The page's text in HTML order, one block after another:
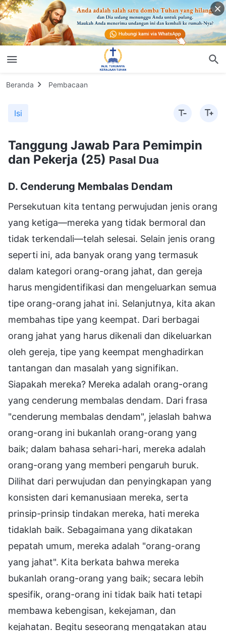
Beranda Pembacaan
Isi
Tanggung Jawab Para Pemimpin
dan Pekerja (25) Pasal Dua
D. Cenderung Membalas Dendam
Persekutuan kita tentang perwujudan jenis orang yang ketiga—mereka yang tidak bermoral dan tidak terkendali—telah selesai. Selain jenis orang seperti ini, ada banyak orang yang termasuk dalam kategori orang-orang jahat, dan gereja harus mengidentifikasi dan mengeluarkan semua tipe orang-orang jahat ini. Selanjutnya, kita akan membahas tipe yang keempat. Dari berbagai orang jahat yang harus dikenali dan dikeluarkan oleh gereja, tipe yang keempat menghadirkan tantangan dan masalah yang signifikan. Siapakah mereka? Mereka adalah orang-orang yang cenderung membalas dendam. Dari frasa "cenderung membalas dendam", jelaslah bahwa orang-orang ini bukanlah orang-orang yang baik; dalam bahasa sehari-hari, mereka adalah orang-orang yang memberi pengaruh buruk. Dilihat dari perwujudan dan penyingkapan yang konsisten dari kemanusiaan mereka, serta prinsip-prinsip tindakan mereka, hati mereka tidaklah baik. Sebagaimana yang dikatakan pepatah umum, mereka adalah "orang-orang yang jahat". Kita berkata bahwa mereka bukanlah orang-orang yang baik; secara lebih spesifik, orang-orang ini tidak baik hati tetapi membawa kebengisan, kekejaman, dan kejahatan. Begitu seseorang mengatakan atau melakukan sesuatu yang menyinggung kepentingan, reputasi, atau status orang-orang tersebut, atau yang menyinggung mereka, di satu sisi, mereka memendam kebencian di dalam hati mereka. Di sisi lain, mereka bertindak atas dasar kebencian ini; mereka bertindak dengan tujuan dan arah untuk melampiaskan kebencian dan meredakan amarah mereka, sebuah perilaku yang dikenal sebagai balas dendam. Selalu ada sebagian orang seperti ini di antara orang-orang. Entah itu adalah apa yang orang gambarkan sebagai bersikap picik, mendominasi, atau terlalu sensitif, terlepas dari istilah apa pun yang digunakan untuk menggambarkan atau merangkum kemanusiaan mereka, perwujudan umum dari interaksi mereka dengan orang lain adalah bahwa siapa pun yang secara tidak sengaja atau sengaja menyakiti atau menyinggung mereka harus menderita dan menghadapi konsekuensi yang setimpal. Seperti yang dikatakan beberapa orang: "Singgunglah mereka, dan kau tidak akan lolos begitu saja. Jika kau menyinggung atau menyakiti mereka, jangan harap bisa melarikan diri dengan mudah." Adakah orang-orang semacam itu di antara orang-orang? (Ya.) Tentu saja ada. Apa pun yang terjadi, entah hal itu pantas untuk membuat orang marah atau bersikap picik, mereka yang cenderung membalas dendam memasukkan itu ke dalam agenda mereka sehari-hari, memperlakukannya sebagai hal yang terpenting. Siapa pun yang menyinggung mereka, itu tidak dapat diterima, dan mereka menuntut orang itu untuk membayar harga yang setimpal, dan itu merupakan prinsip mereka dalam memperlakukan orang-orang, dalam memperlakukan siapa pun yang mereka anggap musuh. Sebagai contoh, dalam kehidupan bergereja, ada seseorang yang mempersekutukan keadaannya atau secara normal mempersekutukan dan membagikan pengalamannya, membahas keadaan dan kerusakannya. Ketika melakukannya, dia secara tidak sengaja melibatkan keadaan dan kerusakan orang lain. Si pembicara mungkin tidak sengaja, tetapi pendengarnya menganggapnya serius. Setelah mendengarkan, orang ini tidak dapat memahami atau memperlakukannya dengan benar, dan dia cenderung mengembangkan mentalitas balas dendam. Jika dia tidak melepaskan masalah ini dan bersikeras untuk menyerang dan membalas dendam, itu akan menimbulkan masalah bagi pekerjaan gereja, jadi masalah ini harus segera ditangani. Selama masih ada orang-orang jahat di gereja, gangguan pasti akan muncul, jadi, insiden orang-orang jahat mengganggu di gereja tidak boleh dianggap enteng. Baik disengaja maupun tidak, begitu engkau memicu atau menyakiti mereka, mereka tidak akan melepaskannya dengan mudah. Mereka berpikir, "Kau berbicara tentang kerusakanmu sendiri, mengapa menyinggungku? Kau berbicara tentang pengenalanmu akan dirimu sendiri, mengapa menyingkapkanku? Menyingkapkan kerusakanku membuatku kehilangan reputasi dan martabat, mempermalukanku di antara saudara-saudari, menyebabkanku kehilangan prestise, dan merusak reputasiku. Kalau begitu, aku akan membalas dendam terhadapmu; kau tidak akan kubiarkan lolos begitu saja! Jangan pikir aku mudah dirundung, jangan pikir kau dapat menindasku hanya karena kondisi keluargaku buruk dan status sosialku rendah. Jangan menganggapku sebagai orang yang mudah dibodohi; aku bukanlah orang yang bisa dipermainkan!" Tidak perlu membahas cara mereka melakukan balas dendam mereka; mari kita pikirkan saja orang-orang ini: Ketika mereka menghadapi masalah-masalah kecil ini—masalah-masalah yang umum dalam kehidupan bergereja—mereka bukan hanya tidak dapat memperlakukan atau memahami masalah-masalah ini dengan benar, melainkan juga mengembangkan kebencian dan menunggu kesempatan untuk membalas dendam, bahkan menggunakan cara-cara tak bermoral untuk melakukan pembalasan dendam mereka. Dari hal ini, bagaimana kemanusiaan mereka? (Kejam.) Apakah mereka orang-orang yang baik? (Tidak.) Jenis orang-orang terbaik adalah mereka yang mampu menerima kebenaran. Ketika mereka mendengar orang lain bersekutu dan membagikan pengalamannya, mereka merenung: "Aku juga memiliki kerusakan ini. Apa yang mereka gambarkan tampak seperti keadaanku. Entah mereka dengan sengaja menyingkapkanku atau secara tidak sengaja berbicara tentang sesuatu yang kebetulan sama dengan keadaanku, aku akan memahaminya dengan benar—aku akan mendengar bagaimana mereka telah mengalaminya, bagaimana mereka mencari kebenaran untuk membereskan keadaan ini, serta bagaimana mereka melakukan penerapan dan masuk." Ini adalah orang-orang yang sungguh-sungguh menerima kebenaran. Setelah mendengarnya, orang-orang yang sedikit lebih buruk mungkin berpikir, "Bagaimana mungkin watak rusak yang mereka kenali sama seperti keadaanku? Apakah mereka sedang membicarakanku? Kalau begitu, biarkan saja mereka bicara. Lagi pula, aku tidak menderita kerugian apa pun, dan bagaimanapun juga, kebanyakan orang mungkin tidak mengetahuinya. Mungkin mereka hanya sedang membicarakan diri mereka sendiri, dan itu kebetulan sama dengan keadaanku; kita semua memiliki keadaan yang sama." Mereka tidak menganggapnya serius, tidak menyimpan kebencian di dalam hati mereka, dan tidak mengembangkan mentalitas membalas dendam. Namun, berbeda bagi jenis orang-orang yang tidak baik dan jahat. Orang lain akan memandang masalah yang sama sebagai hal yang biasa, menangani dan memperlakukannya sebagaimana mestinya. Tentu saja, orang-orang baik yang menerima kebenaran akan menyelesaikannya secara proaktif dan positif. Meskipun tidak menyelesaikannya secara positif, orang-orang biasa tidak menyimpan kebencian, apalagi ingin membalas dendam. Namun, bagi jenis orang-orang yang tidak baik, masalah yang umum dan sangat biasa seperti itu dapat menyebabkan kekacauan dalam batin mereka, membuat mereka tidak dapat tenang. Hal-hal yang mereka hasilkan tidak positif atau biasa, tetapi keji dan jahat; mereka ingin membalas dendam. Apa alasan mereka membalas dendam? Mereka yakin bahwa orang-orang dengan sengaja memfitnah mereka dengan ucapan-ucapan kejam, menyingkapkan situasi mereka yang sebenarnya, serta sisi buruk mereka, dan kerusakan mereka. Mereka menganggap apa yang orang lain katakan sebagai sesuatu yang disengaja, sehingga menganggap orang-orang itu sebagai musuh. Kemudian, mereka merasa dibenarkan untuk membalas dendam demi menyelesaikan masalah, menggunakan berbagai cara untuk mencapai tujuan balas dendam mereka. Bukankah ini adalah watak yang kejam? (Ya.) Dalam kehidupan bergereja, ketika saudara-saudari berbicara tentang keadaan mereka, kebanyakan pendengar dapat memahami dan menerima bahwa itu adalah dari Tuhan. Hanya mereka yang muak akan kebenaran dan memiliki watak jahatlah yang membangkitkan permusuhan dan bahkan pola pikir membalas dendam setelah mendengarnya, yang sepenuhnya menyingkapkan esensi natur mereka. Begitu pola pikir membalas dendam muncul, serangkaian perilaku dan tindakan balas dendam pun terjadi. Ketika tindakan balas dendam terjadi, apa yang terjadi pada hubungan antarmanusia? Hubungan itu tidak lagi benar. Dan siapa korban yang sebenarnya dalam hal ini? (Orang-orang yang terhadapnya mereka ingin membalas dendam.) Benar. Korban yang sebenarnya adalah mereka yang mempersekutukan kesaksian pengalaman mereka. Mereka yang cenderung membalas dendam kemudian akan menghakimi, menyerang, dan bahkan menjebak atau memfitnah orang-orang yang mereka anggap menyingkapkan atau menyimpan kebencian terhadap mereka, menggunakan kata-kata atau tindakan dalam berbagai situasi. Mereka yang cenderung membalas dendam bukan hanya memendam kebencian yang sementara di dalam hati mereka dan hanya itu saja; mereka mencari dan bahkan menciptakan segala macam kesempatan untuk membalas dendam terhadap orang-orang yang menjadi sasaran balas dendam mereka, orang-orang yang mereka benci, dan orang-orang yang mereka anggap tidak menguntungkan bagi mereka. Sebagai contoh, selama pemilihan pemimpin, jika orang yang mereka benci memenuhi prinsip-prinsip menggunakan orang di rumah Tuhan dan memenuhi syarat untuk dipilih sebagai pemimpin, kebencian mereka akan menyebabkan mereka menghakimi, mengutuk, dan menyerang orang itu. Mereka bahkan mungkin akan melakukan tindakan di balik layar, atau melakukan hal-hal yang merugikan orang tersebut untuk membalaskan dendam mereka. Singkatnya, cara-cara mereka membalas dendam beraneka ragam. Sebagai contoh, mereka mungkin mencari hal-hal untuk digunakan sebagai pegangan untuk menentang seseorang dan menjelek-jelekkannya, mengarang kabar bohong tentang orang itu melalui desas-desus yang berlebihan dan tidak berdasar, atau menaburkan perselisihan di antara orang tersebut dan orang lain. Mereka bahkan mungkin menuduh orang tersebut dengan tuduhan palsu kepada para pemimpin, menyatakan bahwa orang itu tidak setia, negatif dan menentang dalam melaksanakan tugasnya. Semua ini sebenarnya adalah rekayasa yang disengaja dan mengada-ada. Engkau dapat melihat bagaimana, dari kecur